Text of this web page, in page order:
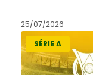
25/07/2026
SÉRIE A